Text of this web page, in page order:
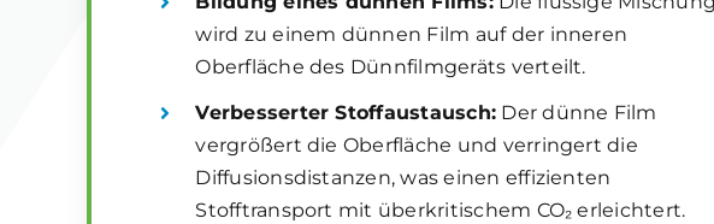
wird zu einem dünnen Film auf der inneren
Oberfläche des Dünnfilmgeräts verteilt.
Verbesserter Stoffaustausch: Der dünne Film
vergrößert die Oberfläche und verringert die
Diffusionsdistanzen, was einen effizienten
Stofftransport mit überkritischem CO₂ erleichtert.